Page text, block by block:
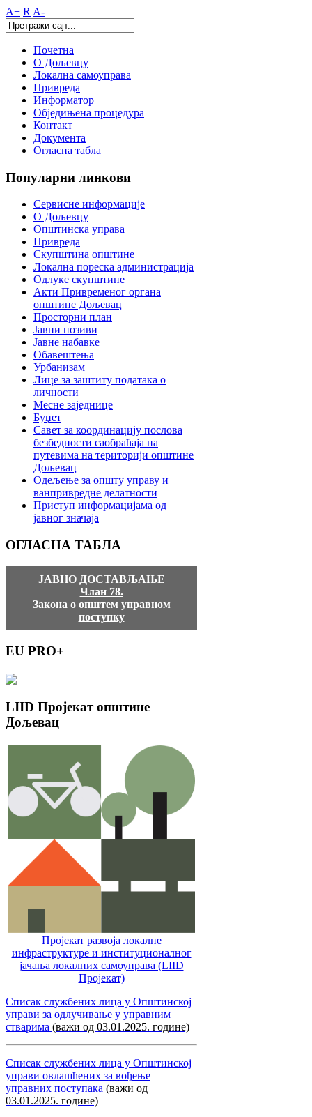
A+ R A-
Почетна
О Дољевцу
Локална самоуправа
Привреда
Информатор
Обједињена процедура
Контакт
Документа
Огласна табла
Популарни линкови
Сервисне информације
О Дољевцу
Општинска управа
Привреда
Скупштина општине
Локална пореска администрација
Одлуке скупштине
Акти Привременог органа
општине Дољевац
Просторни план
Јавни позиви
Јавне набавке
Обавештења
Урбанизам
Лице за заштиту података о
личности
Месне заједнице
Буџет
Савет за координацију послова
безбедности саобраћаја на
путевима на територији општине
Дољевац
Одељење за општу управу и
ванпривредне делатности
Приступ информацијама од
јавног значаја
ОГЛАСНА ТАБЛА
ЈАВНО ДОСТАВЉАЊЕ
Члан 78.
Закона о општем управном
поступку
EU PRO+
LIID Пројекат општине
Дољевац
Пројекат развоја локалне
инфраструктуре и институционалног
јачања локалних самоуправa (LIID
Пројекат)
Списак службених лица у Општинској
управи за одлучивање у управним
стварима (важи од 03.01.2025. године)
Списак службених лица у Општинској
управи овлашћених за вођење
управних поступака (важи од
03.01.2025. године)